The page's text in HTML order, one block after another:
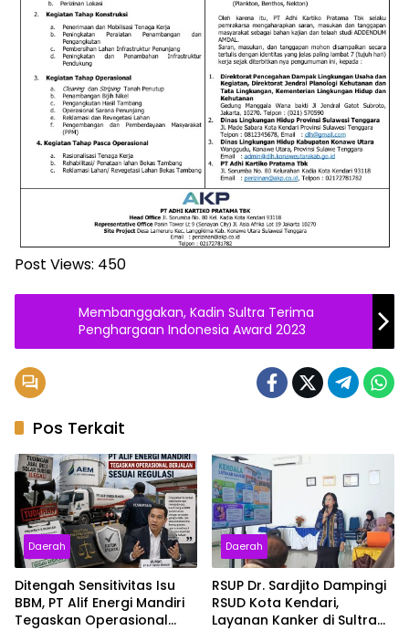
Post Views: 450
Membanggakan, Kadin Sultra Terima
Penghargaan Indonesia Award 2023
Pos Terkait
Daerah
Ditengah Sensitivitas Isu
BBM, PT Alif Energi Mandiri
Tegaskan Operasional
Daerah
RSUP Dr. Sardjito Dampingi
RSUD Kota Kendari,
Layanan Kanker di Sultra